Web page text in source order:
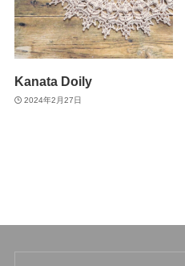
Kanata Doily
2024年2月27日